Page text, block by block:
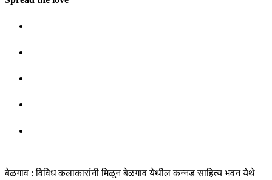
बेळगाव : विविध कलाकारांनी मिळून बेळगाव येथील कन्नड साहित्य भवन येथे